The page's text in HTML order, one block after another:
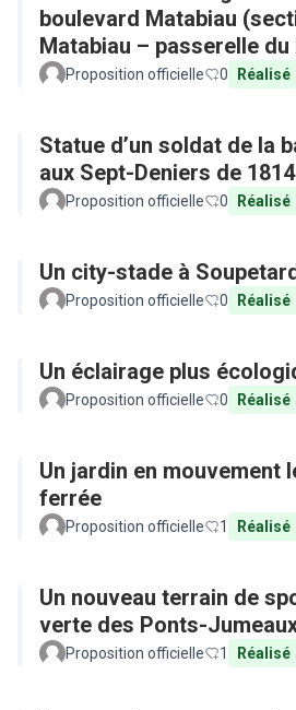
boulevard Matabiau
Matabiau – passerelle du
Proposition officielle 0 Réalisé
Statue d’un soldat de la
aux Sept-Deniers de 1814
Proposition officielle 0 Réalisé
Un city-stade à
Proposition officielle 0 Réalisé
Un éclairage plus
Proposition officielle 0 Réalisé
Un jardin en mouvement
ferrée
Proposition officielle 1 Réalisé
Un nouveau terrain de
verte des Ponts-
Proposition officielle 1 Réalisé